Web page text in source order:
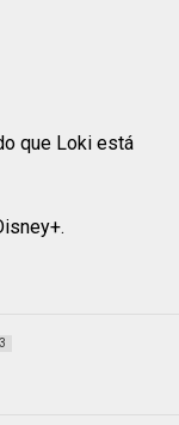
que Loki está